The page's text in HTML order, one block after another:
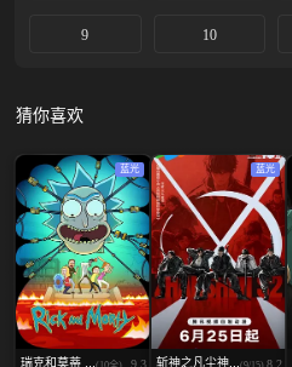
9 10
猜你喜欢
蓝光
瑞克和莫蒂 ... 9.3
蓝光
斩神之凡尘神... 8.2